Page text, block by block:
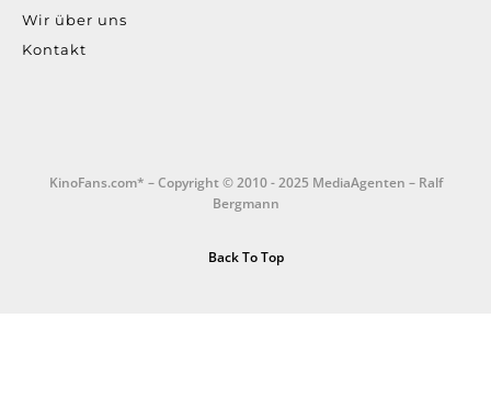
Wir über uns
Kontakt
KinoFans.com* – Copyright © 2010 - 2025 MediaAgenten – Ralf
Bergmann
Back To Top